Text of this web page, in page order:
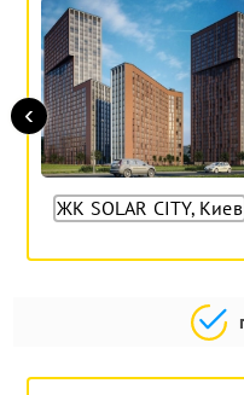
ЖК SOLAR CITY, Киев
‹